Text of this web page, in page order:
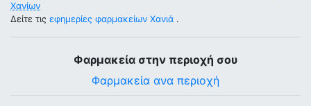
Χανίων
Δείτε τις εφημερίες φαρμακείων Χανιά .
Φαρμακεία στην περιοχή σου
Φαρμακεία ανα περιοχή